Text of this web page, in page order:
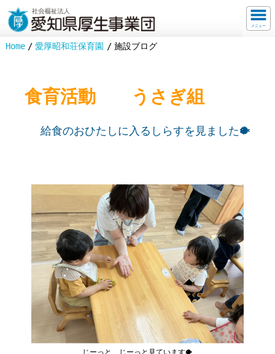
メニュー
Home 愛厚昭和荘保育園 施設ブログ
食育活動 うさぎ組
給食のおひたしに入るしらすを見ました🐡